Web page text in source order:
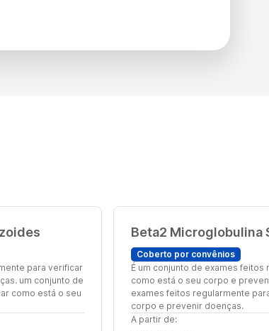
para verificar
um conjunto de
como está o seu
Beta2 Microglobulina
Coberto por convênios
É um conjunto de exames
como está o seu corpo e
exames feitos regularmente
corpo e prevenir doenças.
A partir de: